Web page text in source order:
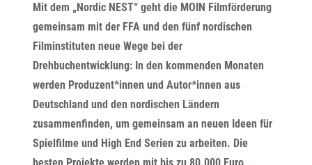
Mit dem „Nordic NEST“ geht die MOIN Filmförderung
gemeinsam mit der FFA und den fünf nordischen
Filminstituten neue Wege bei der
Drehbuchentwicklung: In den kommenden Monaten
werden Produzent*innen und Autor*innen aus
Deutschland und den nordischen Ländern
zusammenfinden, um gemeinsam an neuen Ideen für
Spielfilme und High End Serien zu arbeiten. Die